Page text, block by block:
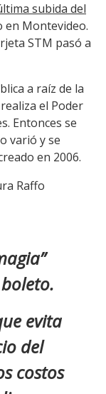
subida del
Montevideo.
STM pasó a
a raíz de la
el Poder
Entonces se
varió y se
en 2006.
Raffo
evita
del
costos